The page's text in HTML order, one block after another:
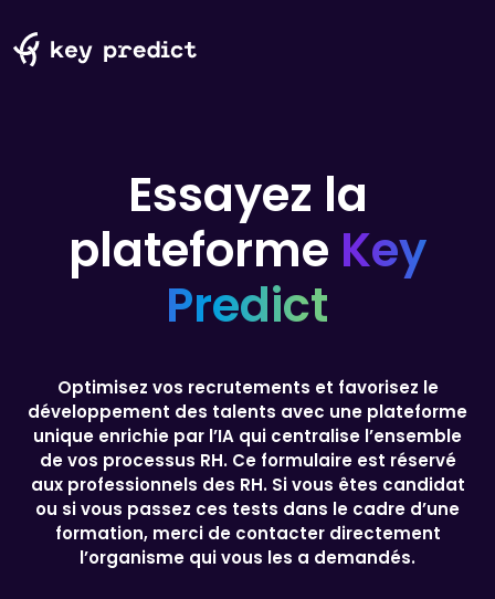
Essayez la
plateforme Key
Predict
Optimisez vos recrutements et favorisez le
développement des talents avec une plateforme
unique enrichie par l’IA qui centralise l’ensemble
de vos processus RH. Ce formulaire est réservé
aux professionnels des RH. Si vous êtes candidat
ou si vous passez ces tests dans le cadre d’une
formation, merci de contacter directement
l’organisme qui vous les a demandés.